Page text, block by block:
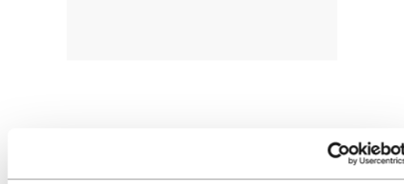
Departamenduak hautsiko luke Frantziaren